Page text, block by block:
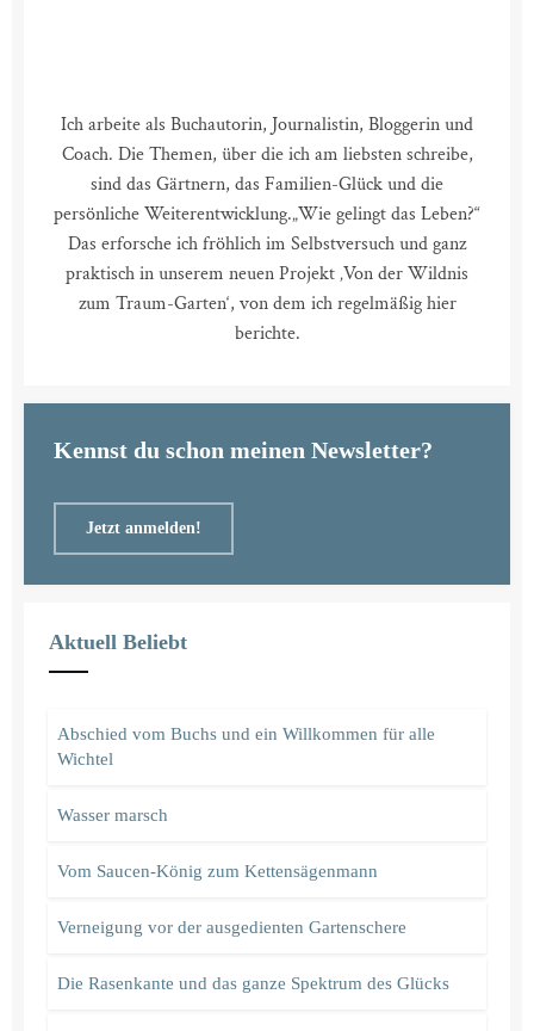
Ich arbeite als Buchautorin, Journalistin, Bloggerin und
Coach. Die Themen, über die ich am liebsten schreibe,
sind das Gärtnern, das Familien-Glück und die
persönliche Weiterentwicklung.„Wie gelingt das Leben?“
Das erforsche ich fröhlich im Selbstversuch und ganz
praktisch in unserem neuen Projekt ‚Von der Wildnis
zum Traum-Garten‘, von dem ich regelmäßig hier
berichte.
Kennst du schon meinen Newsletter?
Jetzt anmelden!
Aktuell Beliebt
Abschied vom Buchs und ein Willkommen für alle
Wichtel
Wasser marsch
Vom Saucen-König zum Kettensägenmann
Verneigung vor der ausgedienten Gartenschere
Die Rasenkante und das ganze Spektrum des Glücks